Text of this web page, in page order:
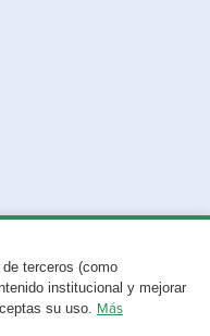
terceros (como
institucional y mejorar
su uso. Más
Repórtalo aquí.